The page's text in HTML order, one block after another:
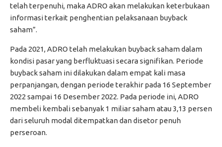
telah terpenuhi, maka ADRO akan melakukan keterbukaan
informasi terkait penghentian pelaksanaan buyback
saham”.
Pada 2021, ADRO telah melakukan buyback saham dalam
kondisi pasar yang berfluktuasi secara signifikan. Periode
buyback saham ini dilakukan dalam empat kali masa
perpanjangan, dengan periode terakhir pada 16 September
2022 sampai 16 Desember 2022. Pada periode ini, ADRO
membeli kembali sebanyak 1 miliar saham atau 3,13 persen
dari seluruh modal ditempatkan dan disetor penuh
perseroan.